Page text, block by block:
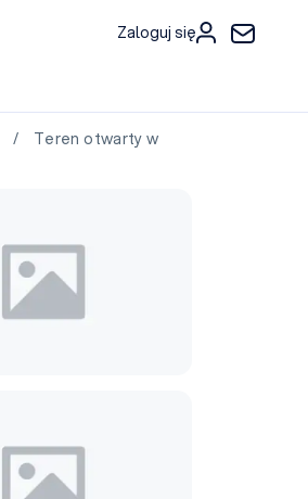
Zaloguj się
/ Teren otwarty w